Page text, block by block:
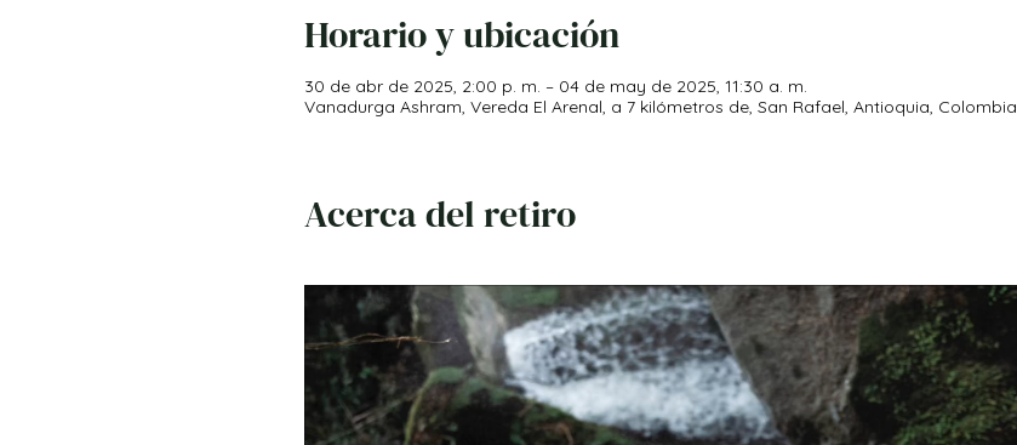
Horario y ubicación
30 de abr de 2025, 2:00 p. m. – 04 de may de 2025, 11:30 a. m.
Vanadurga Ashram, Vereda El Arenal, a 7 kilómetros de, San Rafael, Antioquia, Colombia
Acerca del retiro